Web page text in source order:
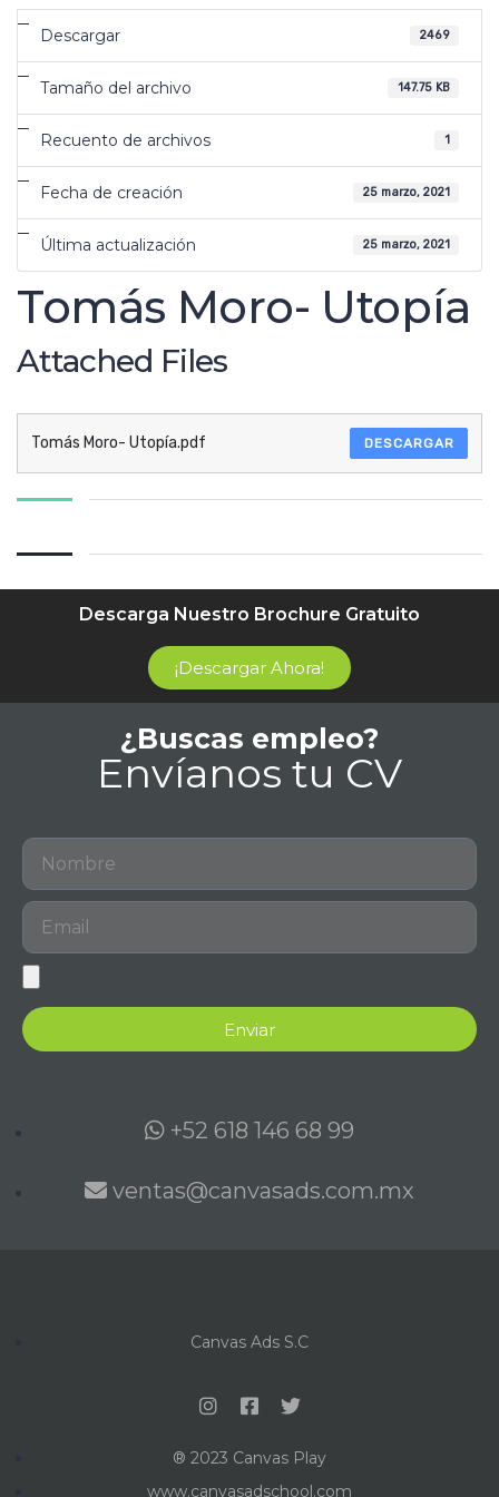
Descargar 2469
Tamaño del archivo 147.75 KB
Recuento de archivos 1
Fecha de creación 25 marzo, 2021
Última actualización 25 marzo, 2021
Tomás Moro- Utopía
Attached Files
Tomás Moro- Utopía.pdf DESCARGAR
Descarga Nuestro Brochure Gratuito
¡Descargar Ahora!
¿Buscas empleo?
Envíanos tu CV
Enviar
+52 618 146 68 99
ventas@canvasads.com.mx
Canvas Ads S.C
® 2023 Canvas Play
www.canvasadschool.com